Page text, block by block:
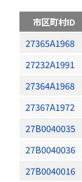
市区町村ID
27365A1968
27232A1991
27364A1968
27367A1972
27B0040035
27B0040036
27B0040016